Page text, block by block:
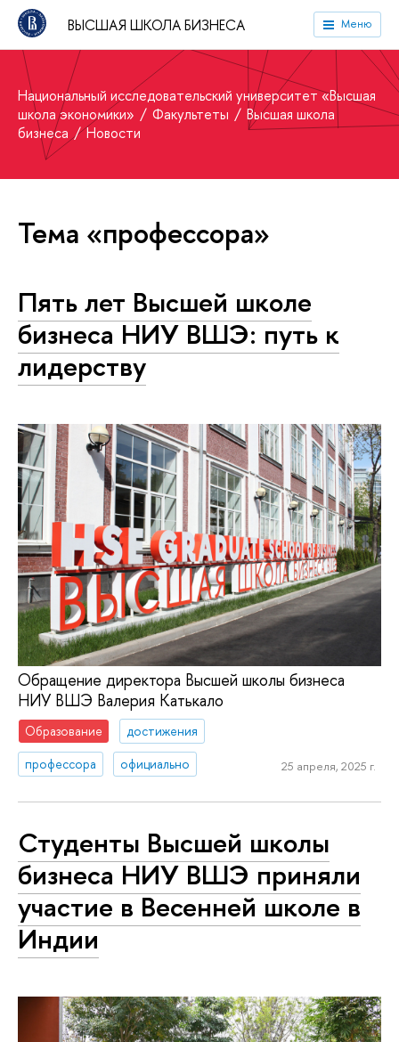
ВЫСШАЯ ШКОЛА БИЗНЕСА Меню
Национальный исследовательский университет «Высшая
школа экономики»
Факультеты
Высшая школа
бизнеса
Новости
Тема «профессора»
Пять лет Высшей школе
бизнеса НИУ ВШЭ: путь к
лидерству
Обращение директора Высшей школы бизнеса
НИУ ВШЭ Валерия Катькало
Образование
достижения
профессора
официально 25 апреля, 2025 г.
Студенты Высшей школы
бизнеса НИУ ВШЭ приняли
участие в Весенней школе в
Индии